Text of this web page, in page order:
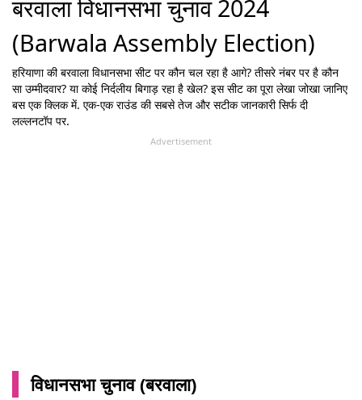
बरवाला विधानसभा चुनाव 2024
(Barwala Assembly Election)
हरियाणाकी बरवालाविधानसभा सीट पर कौन चल रहा है आगे? तीसरे नंबर पर है कौन
सा उम्मीदवार? या कोई निर्दलीय बिगाड़ रहा है खेल? इस सीट का पूरा लेखा जोखा जानिए
बस एक क्लिक में. एक-एक राउंड की सबसे तेज और सटीक जानकारी सिर्फ दी
लल्लनटॉप पर.
Advertisement
विधानसभा चुनाव (बरवाला)